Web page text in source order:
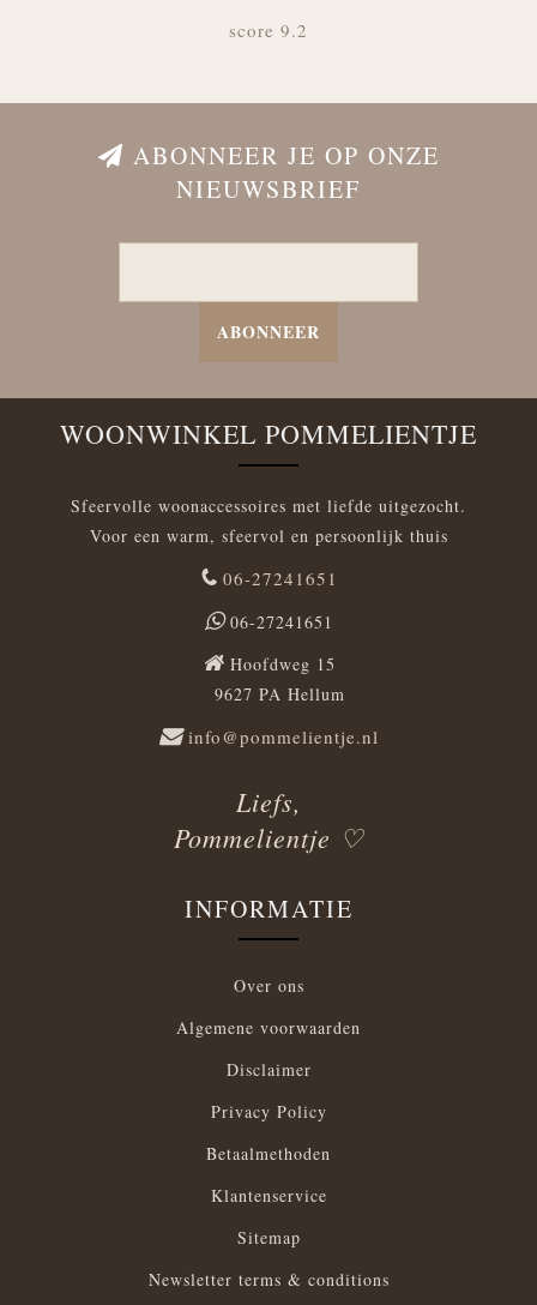
score 9.2
ABONNEER JE OP ONZE
NIEUWSBRIEF
ABONNEER
WOONWINKEL POMMELIENTJE
Sfeervolle woonaccessoires met liefde uitgezocht.
Voor een warm, sfeervol en persoonlijk thuis
06-27241651
06-27241651
Hoofdweg 15
9627 PA Hellum
info@pommelientje.nl
Liefs,
Pommelientje ♡
INFORMATIE
Over ons
Algemene voorwaarden
Disclaimer
Privacy Policy
Betaalmethoden
Klantenservice
Sitemap
Newsletter terms & conditions